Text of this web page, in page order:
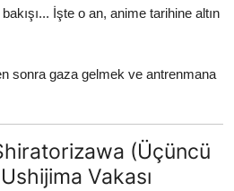
İşte o an, anime tarihine altın
sonra gaza gelmek ve antrenmana
(Üçüncü
Vakası